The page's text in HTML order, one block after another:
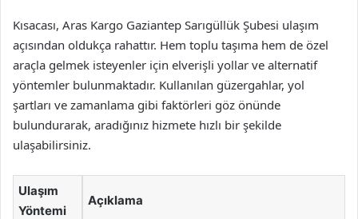
Kısacası, Aras Kargo Gaziantep Sarıgüllük Şubesi ulaşım
açısından oldukça rahattır. Hem toplu taşıma hem de özel
araçla gelmek isteyenler için elverişli yollar ve alternatif
yöntemler bulunmaktadır. Kullanılan güzergahlar, yol
şartları ve zamanlama gibi faktörleri göz önünde
bulundurarak, aradığınız hizmete hızlı bir şekilde
ulaşabilirsiniz.
Ulaşım
Yöntemi
Açıklama